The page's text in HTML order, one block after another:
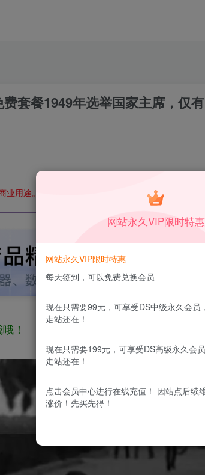
套餐1949年选举国家主席，仅
用途。如有侵权、不妥之处，请第一时间联系我们删
！
网站永久VIP限时特惠
网站永久VIP限时特惠
每天签到，可以免费兑换会员
现在只需要99元，可享受DS中级永久会员
走站还在！
现在只需要199元，可享受DS高级永久会
走站还在！
点击会员中心进行在线充值！ 因站点后续
涨价！先买先得！